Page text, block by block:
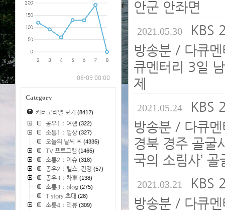
08-09 00:00
Category
카테고리별 보기 (8412)
공유1：여행 (322)
소통1：일상 (327)
오늘의 날씨 ☀ (4335)
TV 프로그램 (1465)
소통2：이슈 (318)
공유2：헬스, 건강 (57)
공유3：차車 (138)
소통3：blog (275)
Tistory 초대 (28)
소통4：리뷰 (309)
안군 안좌면
2021.05.30 KBS
방송분 / 다큐
큐멘터리 3일
제
2021.05.24 KBS
방송분 / 다큐
경북 경주 골굴
국의 소림사’ 골
2021.03.21 KBS
방송분 / 다큐